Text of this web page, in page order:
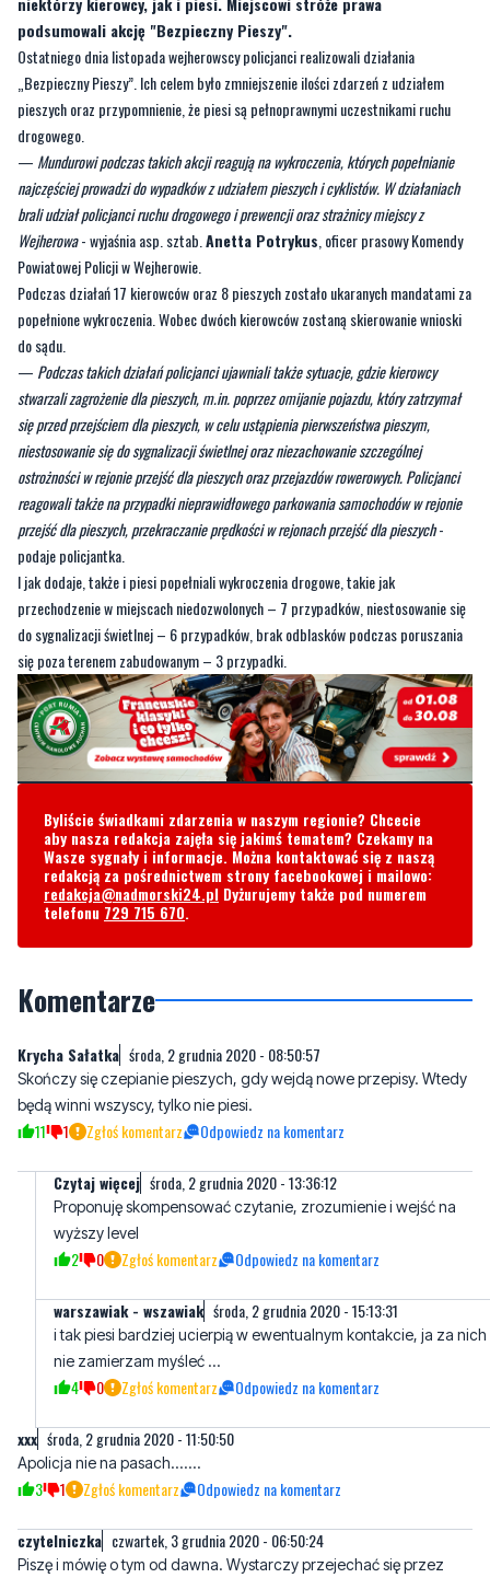
podsumowali akcję "Bezpieczny Pieszy".
Ostatniego dnia listopada wejherowscy policjanci realizowali działania
„Bezpieczny Pieszy”. Ich celem było zmniejszenie ilości zdarzeń z udziałem
pieszych oraz przypomnienie, że piesi są pełnoprawnymi uczestnikami ruchu
drogowego.
— Mundurowi podczas takich akcji reagują na wykroczenia, których popełnianie
najczęściej prowadzi do wypadków z udziałem pieszych i cyklistów. W działaniach
brali udział policjanci ruchu drogowego i prewencji oraz strażnicy miejscy z
Wejherowa- wyjaśnia asp. sztab. Anetta Potrykus , oficer prasowy Komendy
Powiatowej Policji w Wejherowie.
Podczas działań 17 kierowców oraz 8 pieszych zostało ukaranych mandatami za
popełnione wykroczenia. Wobec dwóch kierowców zostaną skierowanie wnioski
do sądu.
— Podczas takich działań policjanci ujawniali także sytuacje, gdzie kierowcy
stwarzali zagrożenie dla pieszych, m.in. poprzez omijanie pojazdu, który zatrzymał
się przed przejściem dla pieszych, w celu ustąpienia pierwszeństwa pieszym,
niestosowanie się do sygnalizacji świetlnej oraz niezachowanie szczególnej
ostrożności w rejonie przejść dla pieszych oraz przejazdów rowerowych. Policjanci
reagowali także na przypadki nieprawidłowego parkowania samochodów w rejonie
przejść dla pieszych, przekraczanie prędkości w rejonach przejść dla pieszych-
podaje policjantka.
I jak dodaje, także i piesi popełniali wykroczenia drogowe, takie jak
przechodzenie w miejscach niedozwolonych – 7 przypadków, niestosowanie się
do sygnalizacji świetlnej – 6 przypadków, brak odblasków podczas poruszania
się poza terenem zabudowanym – 3 przypadki.
Byliście świadkami zdarzenia w naszym regionie? Chcecie
aby nasza redakcja zajęła się jakimś tematem? Czekamy na
Wasze sygnały i informacje. Można kontaktować się z naszą
redakcją za pośrednictwem strony facebookowej i mailowo:
redakcja@nadmorski24.pl Dyżurujemy także pod numerem
telefonu 729 715 670.
Komentarze
Krycha Sałatka środa, 2 grudnia 2020 - 08:50:57
Skończy się czepianie pieszych, gdy wejdą nowe przepisy. Wtedy
będą winni wszyscy, tylko nie piesi.
11 1 Zgłoś komentarz Odpowiedz na komentarz
Czytaj więcej środa, 2 grudnia 2020 - 13:36:12
Proponuję skompensować czytanie, zrozumienie i wejść na
wyższy level
2 0 Zgłoś komentarz Odpowiedz na komentarz
warszawiak - wszawiak środa, 2 grudnia 2020 - 15:13:31
i tak piesi bardziej ucierpią w ewentualnym kontakcie, ja za nich
nie zamierzam myśleć ...
4 0 Zgłoś komentarz Odpowiedz na komentarz
xxx środa, 2 grudnia 2020 - 11:50:50
Apolicja nie na pasach.......
3 1 Zgłoś komentarz Odpowiedz na komentarz
czytelniczka czwartek, 3 grudnia 2020 - 06:50:24
Piszę i mówię o tym od dawna. Wystarczy przejechać się przez